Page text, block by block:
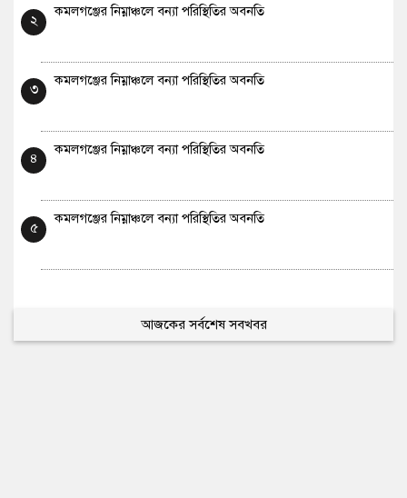
২
কমলগঞ্জের নিম্নাঞ্চলে বন্যা পরিস্থিতির অবনতি
৩
কমলগঞ্জের নিম্নাঞ্চলে বন্যা পরিস্থিতির অবনতি
৪
কমলগঞ্জের নিম্নাঞ্চলে বন্যা পরিস্থিতির অবনতি
৫
কমলগঞ্জের নিম্নাঞ্চলে বন্যা পরিস্থিতির অবনতি
আজকের সর্বশেষ সবখবর